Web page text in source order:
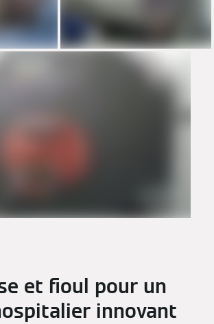
et fioul pour un
innovant